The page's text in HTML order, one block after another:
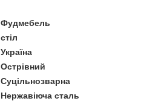
Фудмебель
стіл
Україна
Острівний
Суцільнозварна
Нержавіюча сталь